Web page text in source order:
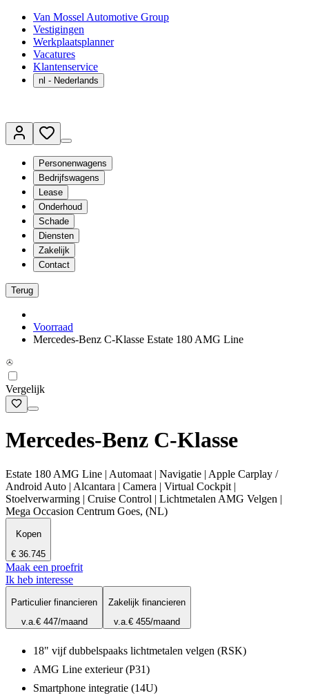
Van Mossel Automotive Group
Vestigingen
Werkplaatsplanner
Vacatures
Klantenservice
nl - Nederlands
Personenwagens
Bedrijfswagens
Lease
Onderhoud
Schade
Diensten
Zakelijk
Contact
Terug
Voorraad
Mercedes-Benz C-Klasse Estate 180 AMG Line
Vergelijk
Mercedes-Benz C-Klasse
Estate 180 AMG Line | Automaat | Navigatie | Apple Carplay /
Android Auto | Alcantara | Camera | Virtual Cockpit |
Stoelverwarming | Cruise Control | Lichtmetalen AMG Velgen |
Mega Occasion Centrum Goes, (NL)
Kopen
€ 36.745
Maak een proefrit
Ik heb interesse
Particulier financieren
v.a.€ 447/maand
Zakelijk financieren
v.a.€ 455/maand
18" vijf dubbelspaaks lichtmetalen velgen (RSK)
AMG Line exterieur (P31)
Smartphone integratie (14U)